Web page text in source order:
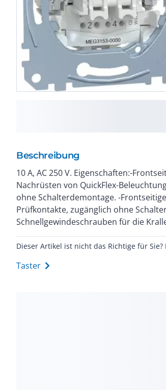
Beschreibung
10 A, AC 250 V. Eigenschaften:-
Nachrüsten von QuickFlex-
ohne Schalterdemontage. -
Prüfkontakte, zugänglich ohne
Schnellgewindeschrauben für die
-Versenkte Krallen mit
Hochglanzverzinkter Tragring isoliert
Krallen- und Schraubbefestigung. Mit
Zu komplettieren mit:
Dieser Artikel ist nicht das Richtige für
Taster